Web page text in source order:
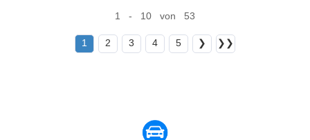
1 - 10 von 53
1 2 3 4 5 ❯ ❯❯